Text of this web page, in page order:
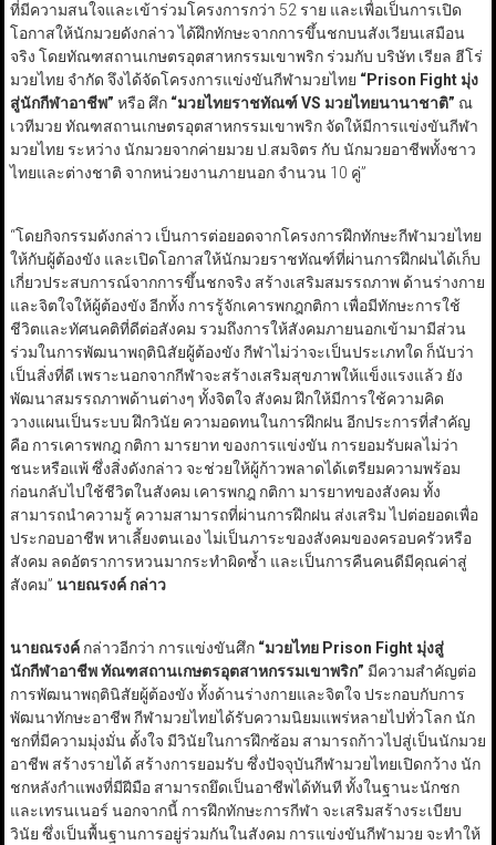
ที่มีความสนใจและเข้าร่วมโครงการกว่า 52 ราย และเพื่อเป็นการเปิด
โอกาสให้นักมวยดังกล่าว ได้ฝึกทักษะจากการขึ้นชกบนสังเวียนเสมือน
จริง โดยทัณฑสถานเกษตรอุตสาหกรรมเขาพริก ร่วมกับ บริษัท เรียล ฮีโร่
มวยไทย จำกัด จึงได้จัดโครงการแข่งขันกีฬามวยไทย “Prison Fight มุ่ง
สู่นักกีฬาอาชีพ” หรือ ศึก “มวยไทยราชทัณฑ์ VS มวยไทยนานาชาติ” ณ
เวทีมวย ทัณฑสถานเกษตรอุตสาหกรรมเขาพริก จัดให้มีการแข่งขันกีฬา
มวยไทย ระหว่าง นักมวยจากค่ายมวย ป.สมจิตร กับ นักมวยอาชีพทั้งชาว
ไทยและต่างชาติ จากหน่วยงานภายนอก จำนวน 10 คู่”
“โดยกิจกรรมดังกล่าว เป็นการต่อยอดจากโครงการฝึกทักษะกีฬามวยไทย
ให้กับผู้ต้องขัง และเปิดโอกาสให้นักมวยราชทัณฑ์ที่ผ่านการฝึกฝนได้เก็บ
เกี่ยวประสบการณ์จากการขึ้นชกจริง สร้างเสริมสมรรถภาพ ด้านร่างกาย
และจิตใจให้ผู้ต้องขัง อีกทั้ง การรู้จักเคารพกฎกติกา เพื่อมีทักษะการใช้
ชีวิตและทัศนคติที่ดีต่อสังคม รวมถึงการให้สังคมภายนอกเข้ามามีส่วน
ร่วมในการพัฒนาพฤตินิสัยผู้ต้องขัง กีฬาไม่ว่าจะเป็นประเภทใด ก็นับว่า
เป็นสิ่งที่ดี เพราะนอกจากกีฬาจะสร้างเสริมสุขภาพให้แข็งแรงแล้ว ยัง
พัฒนาสมรรถภาพด้านต่างๆ ทั้งจิตใจ สังคม ฝึกให้มีการใช้ความคิด
วางแผนเป็นระบบ ฝึกวินัย ความอดทนในการฝึกฝน อีกประการที่สำคัญ
คือ การเคารพกฎ กติกา มารยาท ของการแข่งขัน การยอมรับผลไม่ว่า
ชนะหรือแพ้ ซึ่งสิ่งดังกล่าว จะช่วยให้ผู้ก้าวพลาดได้เตรียมความพร้อม
ก่อนกลับไปใช้ชีวิตในสังคม เคารพกฎ กติกา มารยาทของสังคม ทั้ง
สามารถนำความรู้ ความสามารถที่ผ่านการฝึกฝน ส่งเสริม ไปต่อยอดเพื่อ
ประกอบอาชีพ หาเลี้ยงตนเอง ไม่เป็นภาระของสังคมของครอบครัวหรือ
สังคม ลดอัตราการหวนมากระทำผิดซ้ำ และเป็นการคืนคนดีมีคุณค่าสู่
สังคม” นายณรงค์ กล่าว
นายณรงค์กล่าวอีกว่า การแข่งขันศึก “มวยไทย Prison Fight มุ่งสู่
นักกีฬาอาชีพ ทัณฑสถานเกษตรอุตสาหกรรมเขาพริก” มีความสำคัญต่อ
การพัฒนาพฤตินิสัยผู้ต้องขัง ทั้งด้านร่างกายและจิตใจ ประกอบกับการ
พัฒนาทักษะอาชีพ กีฬามวยไทยได้รับความนิยมแพร่หลายไปทั่วโลก นัก
ชกที่มีความมุ่งมั่น ตั้งใจ มีวินัยในการฝึกซ้อม สามารถก้าวไปสู่เป็นนักมวย
อาชีพ สร้างรายได้ สร้างการยอมรับ ซึ่งปัจจุบันกีฬามวยไทยเปิดกว้าง นัก
ชกหลังกำแพงที่มีฝีมือ สามารถยึดเป็นอาชีพได้ทันที ทั้งในฐานะนักชก
และเทรนเนอร์ นอกจากนี้ การฝึกทักษะการกีฬา จะเสริมสร้างระเบียบ
วินัย ซึ่งเป็นพื้นฐานการอยู่ร่วมกันในสังคม การแข่งขันกีฬามวย จะทำให้